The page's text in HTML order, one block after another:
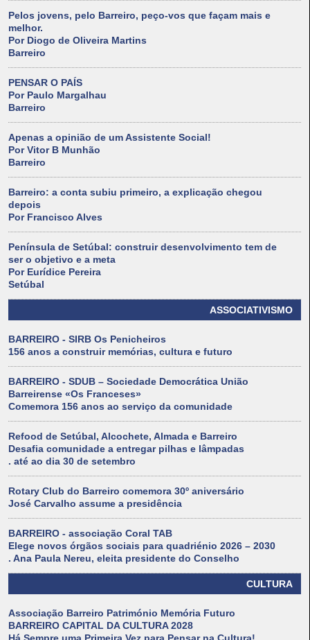
Pelos jovens, pelo Barreiro, peço-vos que façam mais e
melhor.
Por Diogo de Oliveira Martins
Barreiro
PENSAR O PAÍS
Por Paulo Margalhau
Barreiro
Apenas a opinião de um Assistente Social!
Por Vitor B Munhão
Barreiro
Barreiro: a conta subiu primeiro, a explicação chegou
depois
Por Francisco Alves
Península de Setúbal: construir desenvolvimento tem de
ser o objetivo e a meta
Por Eurídice Pereira
Setúbal
ASSOCIATIVISMO
BARREIRO - SIRB Os Penicheiros
156 anos a construir memórias, cultura e futuro
BARREIRO - SDUB – Sociedade Democrática União
Barreirense «Os Franceses»
Comemora 156 anos ao serviço da comunidade
Refood de Setúbal, Alcochete, Almada e Barreiro
Desafia comunidade a entregar pilhas e lâmpadas
. até ao dia 30 de setembro
Rotary Club do Barreiro comemora 30º aniversário
José Carvalho assume a presidência
BARREIRO - associação Coral TAB
Elege novos órgãos sociais para quadriénio 2026 – 2030
. Ana Paula Nereu, eleita presidente do Conselho
CULTURA
Associação Barreiro Património Memória Futuro
BARREIRO CAPITAL DA CULTURA 2028